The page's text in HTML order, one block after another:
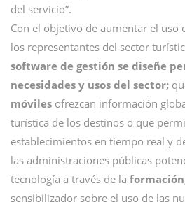
del servicio”.
Con el objetivo de aumentar el uso
los representantes del sector
software de gestión se diseñe
necesidades y usos del sector;
móviles ofrezcan información
turística de los destinos o que
establecimientos en tiempo real y
las administraciones públicas
tecnología a través de la
sensibilizador sobre el uso de las